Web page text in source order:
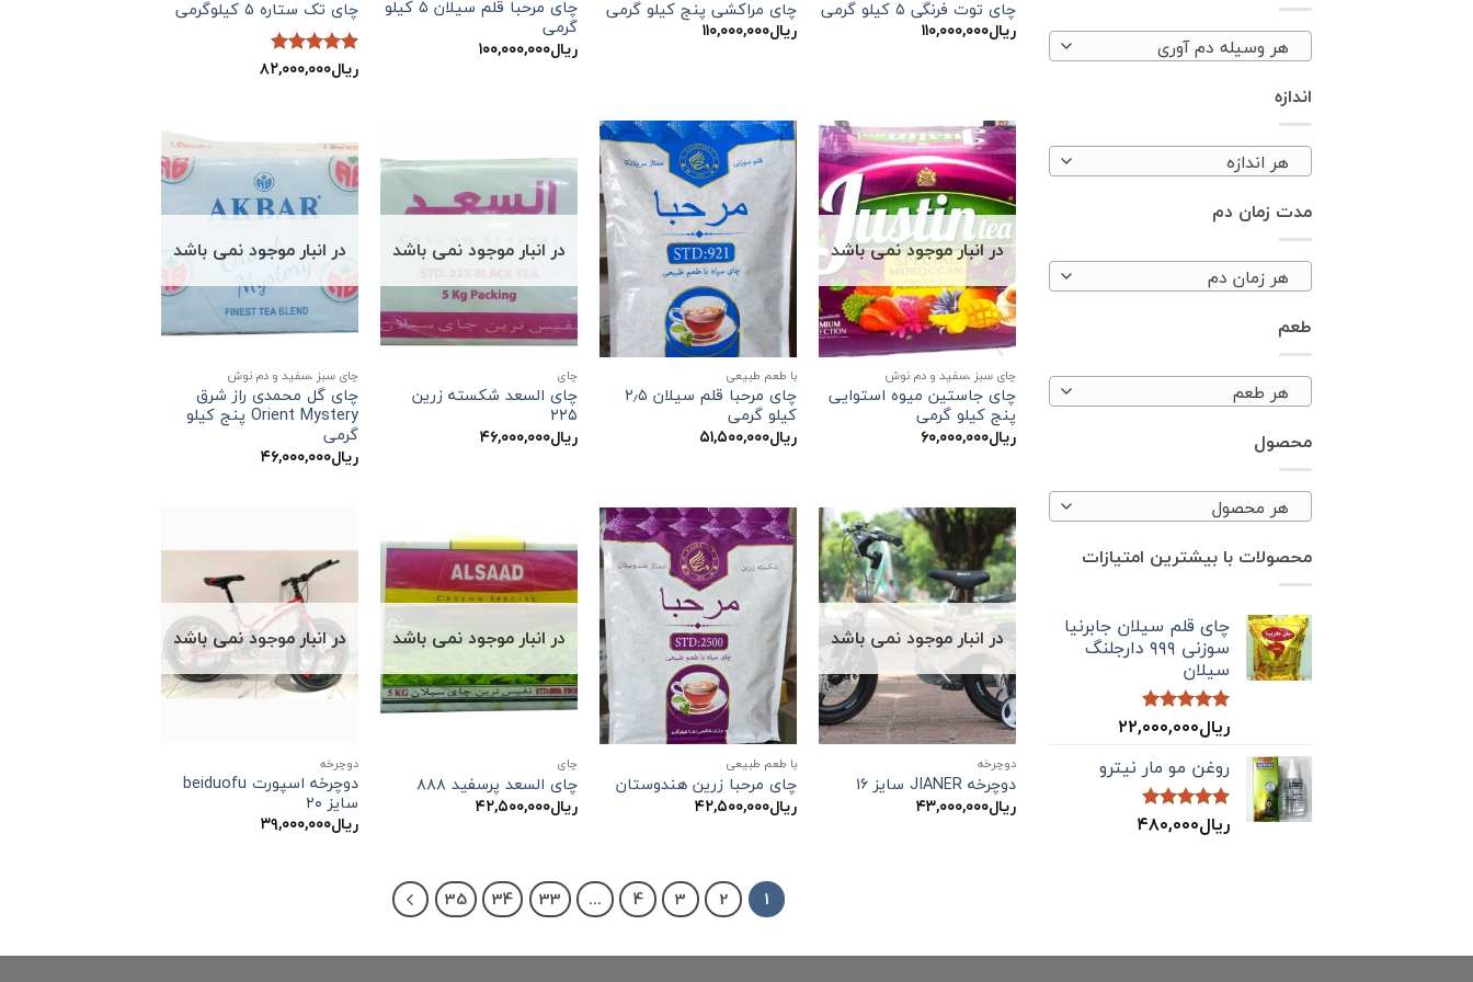
هر وسیله دم آوری
اندازه
هر اندازه
مدت زمان دم
هر زمان دم
طعم
هر طعم
محصول
هر محصول
محصولات با بیشترین امتیازات
چای قلم سیلان جابرنیا
سوزنی ۹۹۹ دارجلنگ
سیلان
نمره5.00
از 5
ریال۲۲,۰۰۰,۰۰۰
روغن مو مار نیترو
نمره5.00
از 5
ریال۴۸۰,۰۰۰
چای توت فرنگی ۵ کیلو گرمی
ریال۱۱۰,۰۰۰,۰۰۰
چای مراکشی پنج کیلو گرمی
ریال۱۱۰,۰۰۰,۰۰۰
چای مرحبا قلم سیلان ۵ کیلو
گرمی
ریال۱۰۰,۰۰۰,۰۰۰
چای تک ستاره ۵ کیلوگرمی
نمره5 از
ریال۸۲,۰۰۰,۰۰۰
در انبار موجود نمی باشد
چای سبز ،سفید و دم نوش
چای جاستین میوه استوایی
پنج کیلو گرمی
ریال۶۰,۰۰۰,۰۰۰
با طعم طبیعی
چای مرحبا قلم سیلان ۲٫۵
کیلو گرمی
ریال۵۱,۵۰۰,۰۰۰
در انبار موجود نمی باشد
چاي
چای السعد شکسته زرین
۲۲۵
ریال۴۶,۰۰۰,۰۰۰
در انبار موجود نمی باشد
چای سبز ،سفید و دم نوش
چای گل محمدی راز شرق
Orient Mystery پنج کیلو
گرمی
ریال۴۶,۰۰۰,۰۰۰
در انبار موجود نمی باشد
دوچرخه
دوچرخه JIANER سایز ۱۶
ریال۴۳,۰۰۰,۰۰۰
با طعم طبیعی
چای مرحبا زرین هندوستان
ریال۴۲,۵۰۰,۰۰۰
در انبار موجود نمی باشد
چاي
چای السعد پرسفید ۸۸۸
ریال۴۲,۵۰۰,۰۰۰
در انبار موجود نمی باشد
دوچرخه
دوچرخه اسپورت beiduofu
سایز ۲۰
ریال۳۹,۰۰۰,۰۰۰
1
2
3
4
…
33
34
35